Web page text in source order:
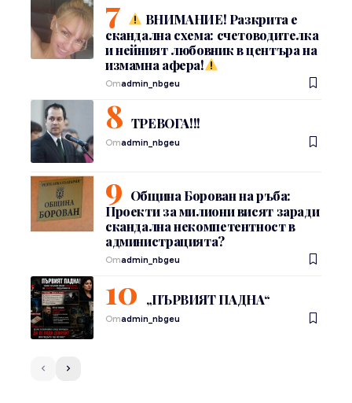
ВНИМАНИЕ! Разкрита е
скандална схема: счетоводителка
и нейният любовник в центъра на
измамна афера!
Отadmin_nbgeu
ТРЕВОГА!!!
Отadmin_nbgeu
Община Борован на ръба:
Проекти за милиони висят заради
скандална некомпетентност в
администрацията?
Отadmin_nbgeu
„ПЪРВИЯТ ПАДНА“
Отadmin_nbgeu